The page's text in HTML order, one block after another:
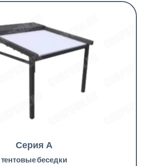
Серия А
тентовые беседки